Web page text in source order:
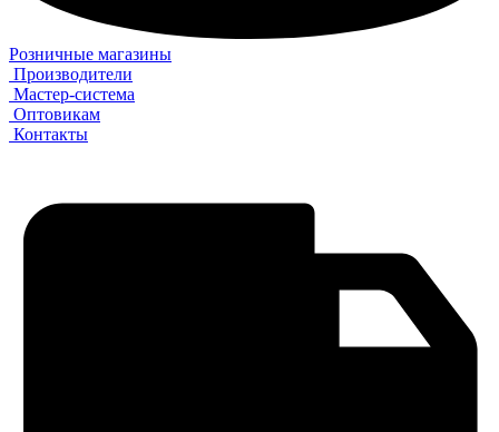
Розничные магазины
Производители
Мастер-система
Оптовикам
Контакты